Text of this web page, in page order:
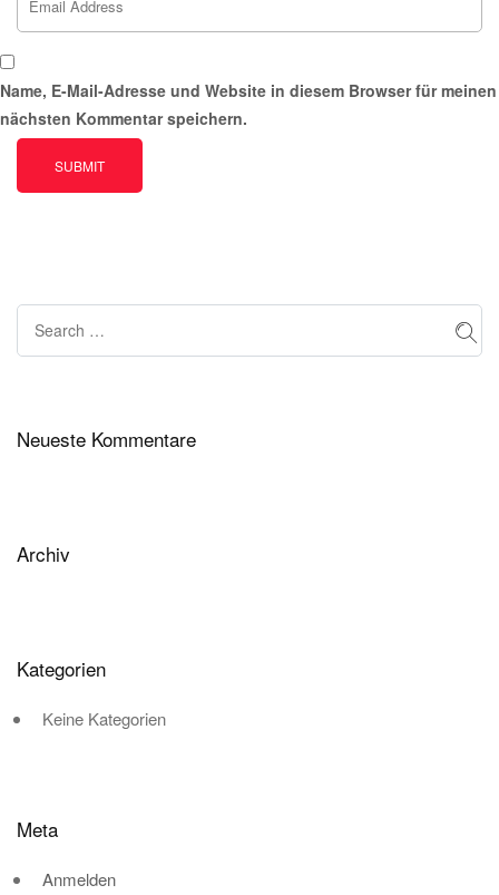
Name, E-Mail-Adresse und Website in diesem Browser für meinen
nächsten Kommentar speichern.
Neueste Kommentare
Archiv
Kategorien
Keine Kategorien
Meta
Anmelden